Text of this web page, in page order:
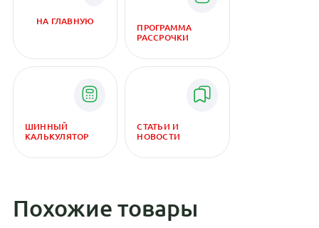
НА ГЛАВНУЮ
ПРОГРАММА
РАССРОЧКИ
ШИННЫЙ
КАЛЬКУЛЯТОР
СТАТЬИ И
НОВОСТИ
Похожие товары